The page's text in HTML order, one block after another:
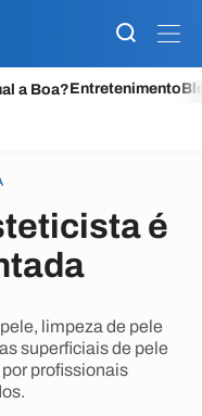
a Boa?Entretenimento
é
limpeza de pele
superficiais de pele
profissionais